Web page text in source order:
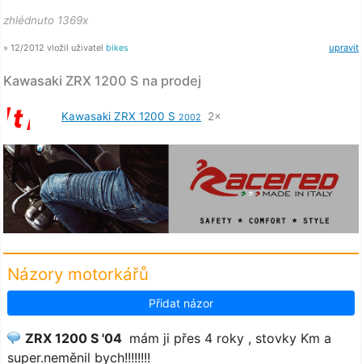
zhlédnuto 1369x
upravit
» 12/2012 vložil uživatel bikes
Kawasaki ZRX 1200 S na prodej
Kawasaki ZRX 1200 S 2002 2×
Názory motorkářů
Přidat názor
ZRX 1200 S '04 mám ji přes 4 roky , stovky Km a
super.neměnil bych!!!!!!!!